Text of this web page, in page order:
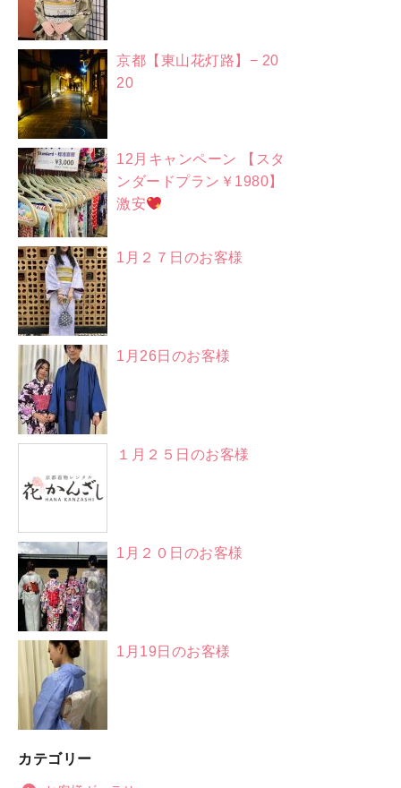
京都【東山花灯路】− 20
20
12月キャンペーン 【スタ
ンダードプラン￥1980】
激安
1月２７日のお客様
1月26日のお客様
１月２５日のお客様
1月２０日のお客様
1月19日のお客様
カテゴリー